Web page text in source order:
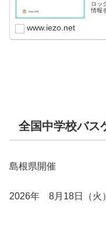
ロッ
情報
www.iezo.net
全国中学校バス
島根県開催
2026年 8月18日（火